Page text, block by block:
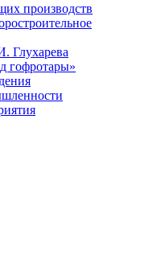
производств
Глухарева
гофротары»